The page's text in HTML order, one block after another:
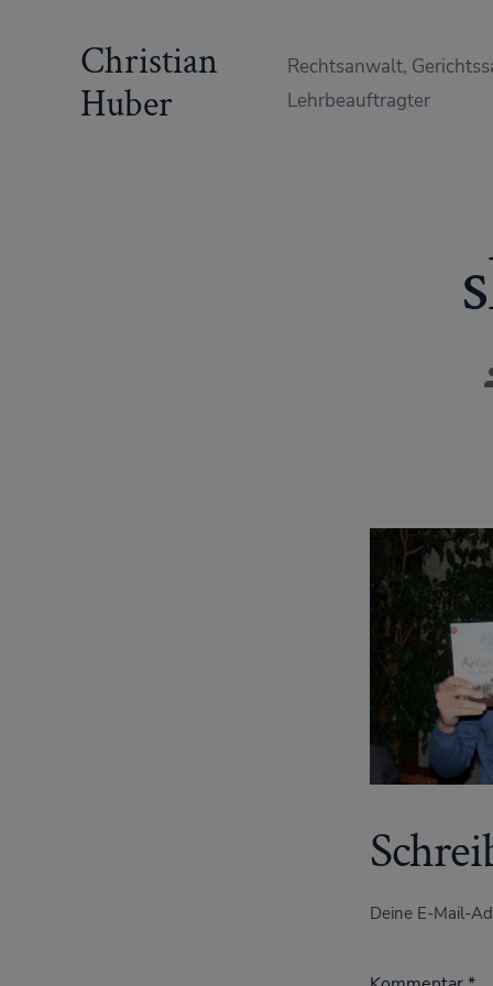
Christian
Huber
Rechtsanwalt,
Lehrbeauftragter
Deine E-Mail-